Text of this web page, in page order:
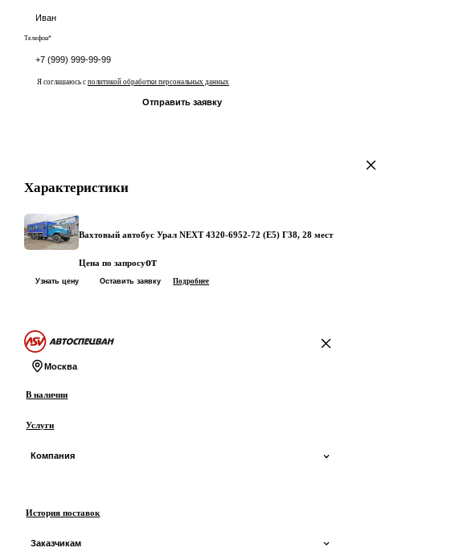
Телефон*
Я соглашаюсь с политикой обработки персональных данных
Отправить заявку
Характеристики
Вахтовый автобус Урал NEXT 4320-6952-72 (Е5) Г38, 28 мест
Цена по запросуот
Узнать цену Оставить заявку Подробнее
На главную
Москва
В наличии
Услуги
Компания
О производстве
История поставок
Заказчикам